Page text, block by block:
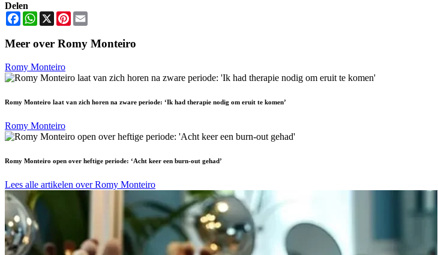
Delen
FacebookWhatsApp
X Pinterest
Meer over Romy Monteiro
Romy Monteiro
Romy Monteiro laat van zich horen na zware periode: ‘Ik had therapie nodig om eruit te komen’
Romy Monteiro
Romy Monteiro open over heftige periode: ‘Acht keer een burn-out gehad’
Lees alle artikelen over Romy Monteiro